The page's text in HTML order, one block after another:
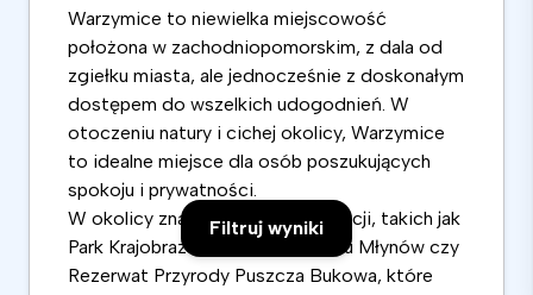
Filtruj wyniki
Warzymice to niewielka miejscowość
położona w zachodniopomorskim, z dala od
zgiełku miasta, ale jednocześnie z doskonałym
dostępem do wszelkich udogodnień. W
otoczeniu natury i cichej okolicy, Warzymice
to idealne miejsce dla osób poszukujących
spokoju i prywatności.
W okolicy znajduje się wiele atrakcji, takich jak
Park Krajobrazowy Dolina Siedmiu Młynów czy
Rezerwat Przyrody Puszcza Bukowa, które